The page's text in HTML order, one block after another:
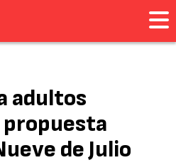
adultos
propuesta
de Julio